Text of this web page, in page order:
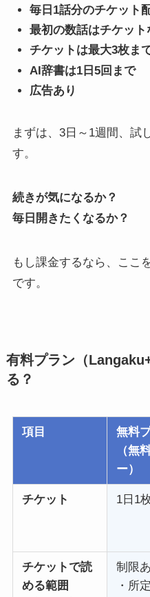
毎日1話分のチケット
最初の数話はチケッ
チケットは最大3枚ま
AI辞書は1日5回まで
広告あり
まずは、3日～1週間、試
す。
続きが気になるか？
毎日開きたくなるか？
もし課金するなら、ここ
です。
有料プラン（
る？
項目
無料
（無
ー）
チケット 1日1
チケットで読
める範囲
制限
・所